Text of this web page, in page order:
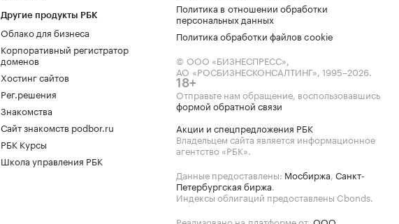
Другие продукты РБК
Облако для бизнеса
Корпоративный регистратор
доменов
Хостинг сайтов
Рег.решения
Знакомства
Сайт знакомств podbor.ru
РБК Курсы
Школа управления РБК
Политика в отношении обработки
персональных данных
Политика обработки файлов cookie
© ООО «БИЗНЕСПРЕСС»,
АО «РОСБИЗНЕСКОНСАЛТИНГ», 1995–2026.
18+
Отправьте нам обращение, воспользовавшись
формой обратной связи
Акции и спецпредложения РБК
Владельцем сайта является информационное
агентство «РБК».
Данные предоставлены: Мосбиржа, Санкт-
Петербургская биржа.
Индексы облигаций предоставлены Cbonds.
Реализовано на платформе от ООО